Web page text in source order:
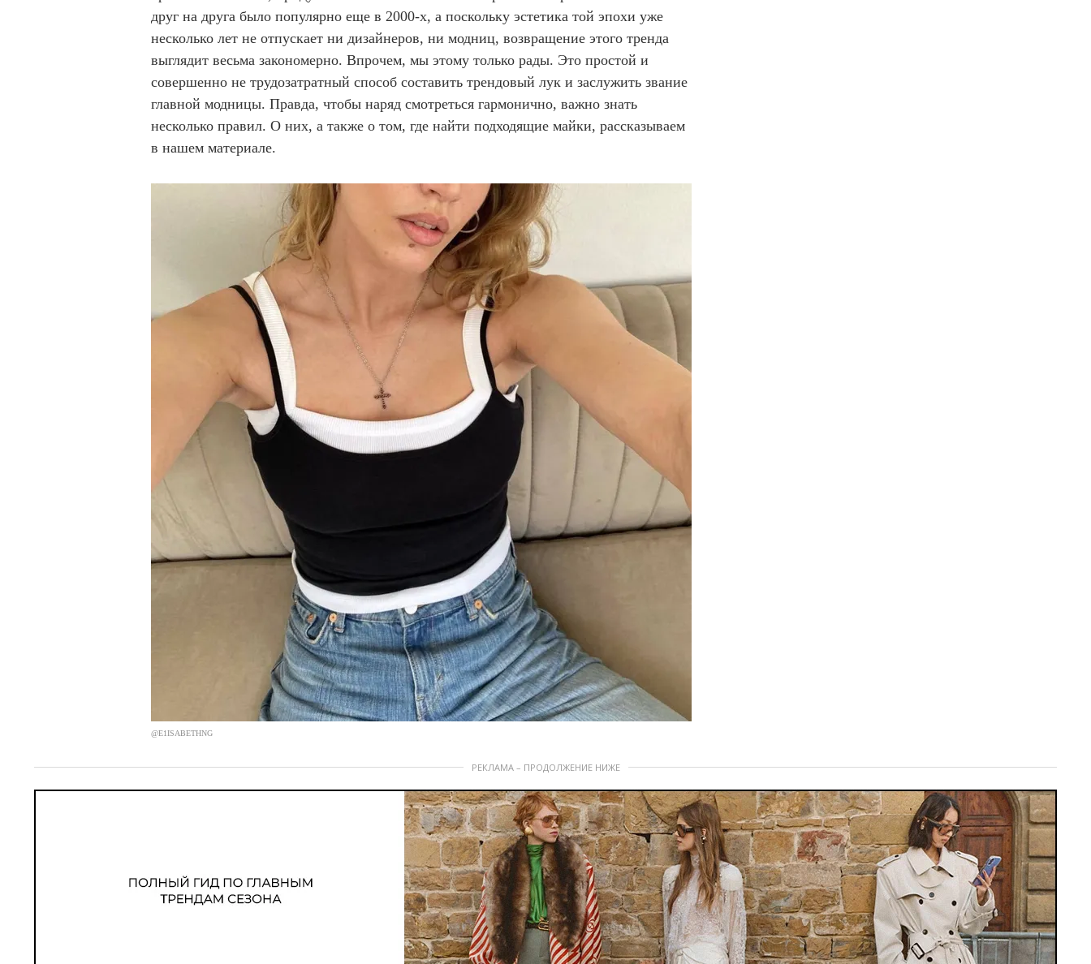
друг на друга было популярно еще в 2000-х, а поскольку эстетика той эпохи уже
несколько лет не отпускает ни дизайнеров, ни модниц, возвращение этого тренда
выглядит весьма закономерно. Впрочем, мы этому только рады. Это простой и
совершенно не трудозатратный способ составить трендовый лук и заслужить звание
главной модницы. Правда, чтобы наряд смотреться гармонично, важно знать
несколько правил. О них, а также о том, где найти подходящие майки, рассказываем
в нашем материале.
@E1ISABETHNG
РЕКЛАМА – ПРОДОЛЖЕНИЕ НИЖЕ